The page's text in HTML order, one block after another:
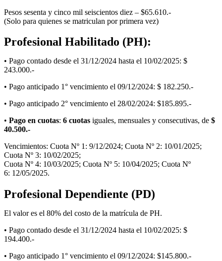
Pesos sesenta y cinco mil seiscientos diez – $65.610.-
(Solo para quienes se matriculan por primera vez)
Profesional Habilitado (PH):
• Pago contado desde el 31/12/2024 hasta el 10/02/2025: $
243.000.-
• Pago anticipado 1° vencimiento el 09/12/2024: $ 182.250.-
• Pago anticipado 2° vencimiento el 28/02/2024: $185.895.-
• Pago en cuotas: 6 cuotas iguales, mensuales y consecutivas, de $
40.500.-
Vencimientos: Cuota Nº 1: 9/12/2024; Cuota Nº 2: 10/01/2025;
Cuota Nº 3: 10/02/2025;
Cuota Nº 4: 10/03/2025; Cuota Nº 5: 10/04/2025; Cuota Nº
6: 12/05/2025.
Profesional Dependiente (PD)
El valor es el 80% del costo de la matrícula de PH.
• Pago contado desde el 31/12/2024 hasta el 10/02/2025: $
194.400.-
• Pago anticipado 1° vencimiento el 09/12/2024: $145.800.-